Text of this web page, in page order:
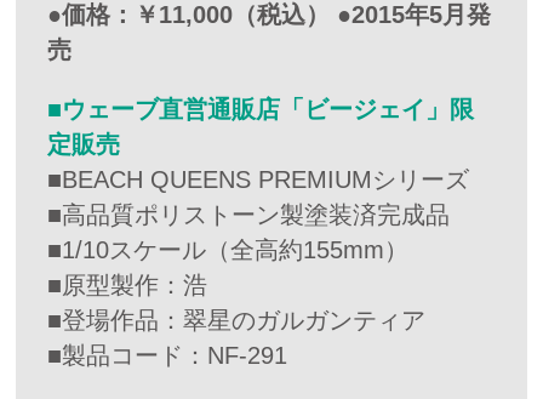
●価格：￥11,000（税込） ●2015年5月発
売
■ウェーブ直営通販店「ビージェイ」限
定販売
■BEACH QUEENS PREMIUMシリーズ
■高品質ポリストーン製塗装済完成品
■1/10スケール（全高約155mm）
■原型製作：浩
■登場作品：翠星のガルガンティア
■製品コード：NF-291